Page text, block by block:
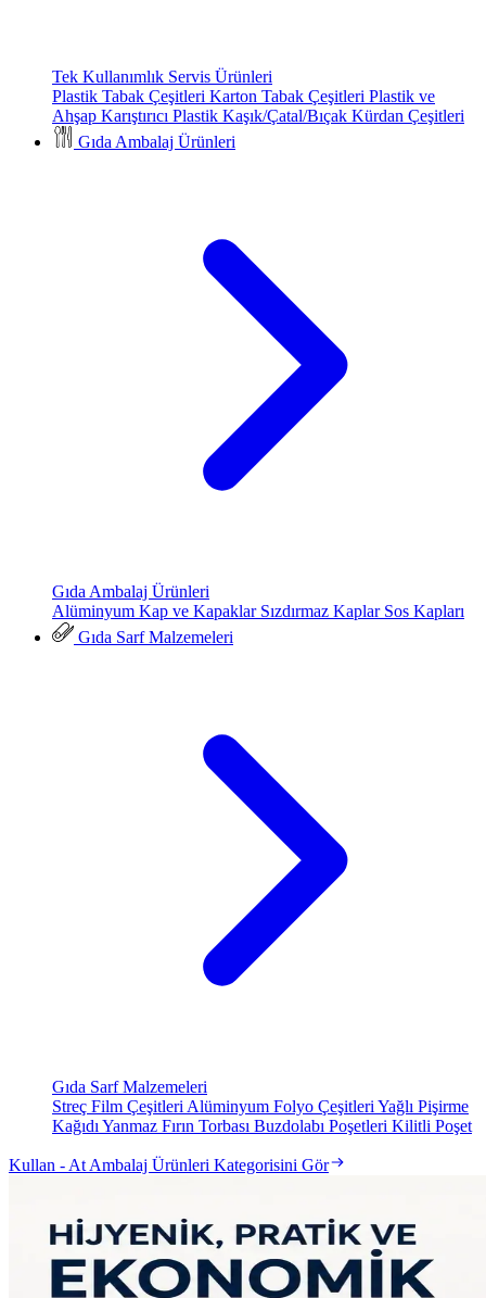
Tek Kullanımlık Servis Ürünleri
Plastik Tabak Çeşitleri Karton Tabak Çeşitleri Plastik ve
Ahşap Karıştırıcı Plastik Kaşık/Çatal/Bıçak Kürdan Çeşitleri
Gıda Ambalaj Ürünleri
Gıda Ambalaj Ürünleri
Alüminyum Kap ve Kapaklar Sızdırmaz Kaplar Sos Kapları
Gıda Sarf Malzemeleri
Gıda Sarf Malzemeleri
Streç Film Çeşitleri Alüminyum Folyo Çeşitleri Yağlı Pişirme
Kağıdı Yanmaz Fırın Torbası Buzdolabı Poşetleri Kilitli Poşet
Kullan - At Ambalaj Ürünleri Kategorisini Gör